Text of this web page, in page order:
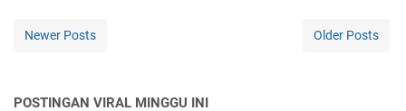
Newer Posts Older Posts
POSTINGAN VIRAL MINGGU INI